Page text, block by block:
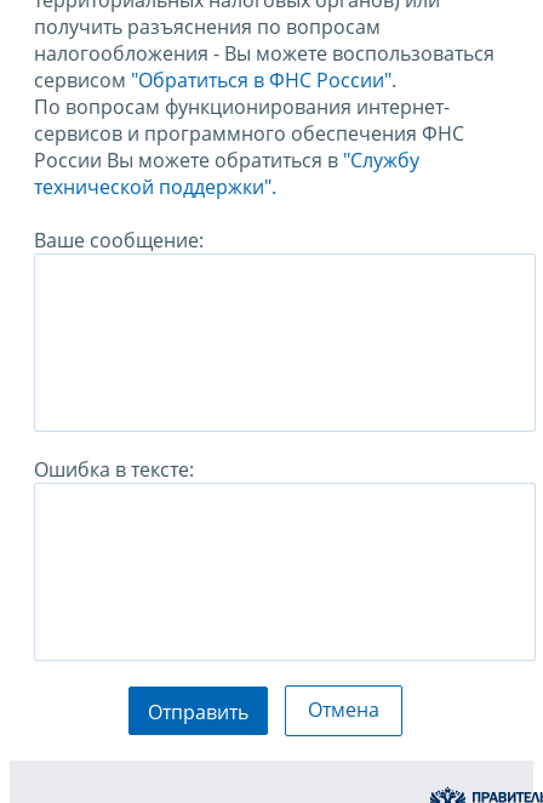
получить разъяснения по вопросам
налогообложения - Вы можете воспользоваться
сервисом "Обратиться в ФНС России".
По вопросам функционирования интернет-
сервисов и программного обеспечения ФНС
России Вы можете обратиться в "Службу
технической поддержки".
Ваше сообщение:
Ошибка в тексте:
Отправить Отмена